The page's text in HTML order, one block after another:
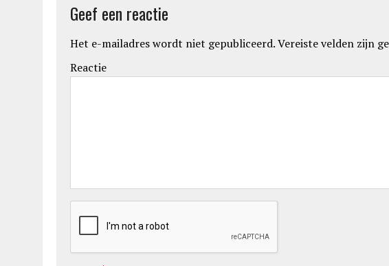
Geef een reactie
Het e-mailadres wordt niet gepubliceerd.Vereiste velden zijn
Reactie